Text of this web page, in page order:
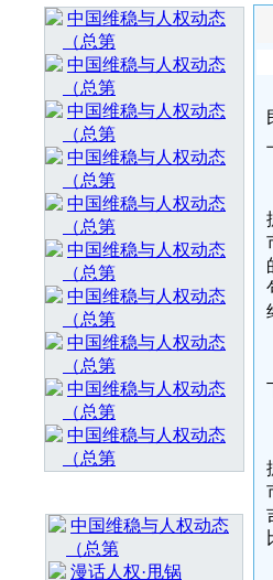
中国维稳与人权动态
（总第
中国维稳与人权动态
（总第
中国维稳与人权动态
（总第
中国维稳与人权动态
（总第
中国维稳与人权动态
（总第
中国维稳与人权动态
（总第
中国维稳与人权动态
（总第
中国维稳与人权动态
（总第
中国维稳与人权动态
（总第
中国维稳与人权动态
（总第
中国维稳与人权动态
（总第
漫话人权·甩锅